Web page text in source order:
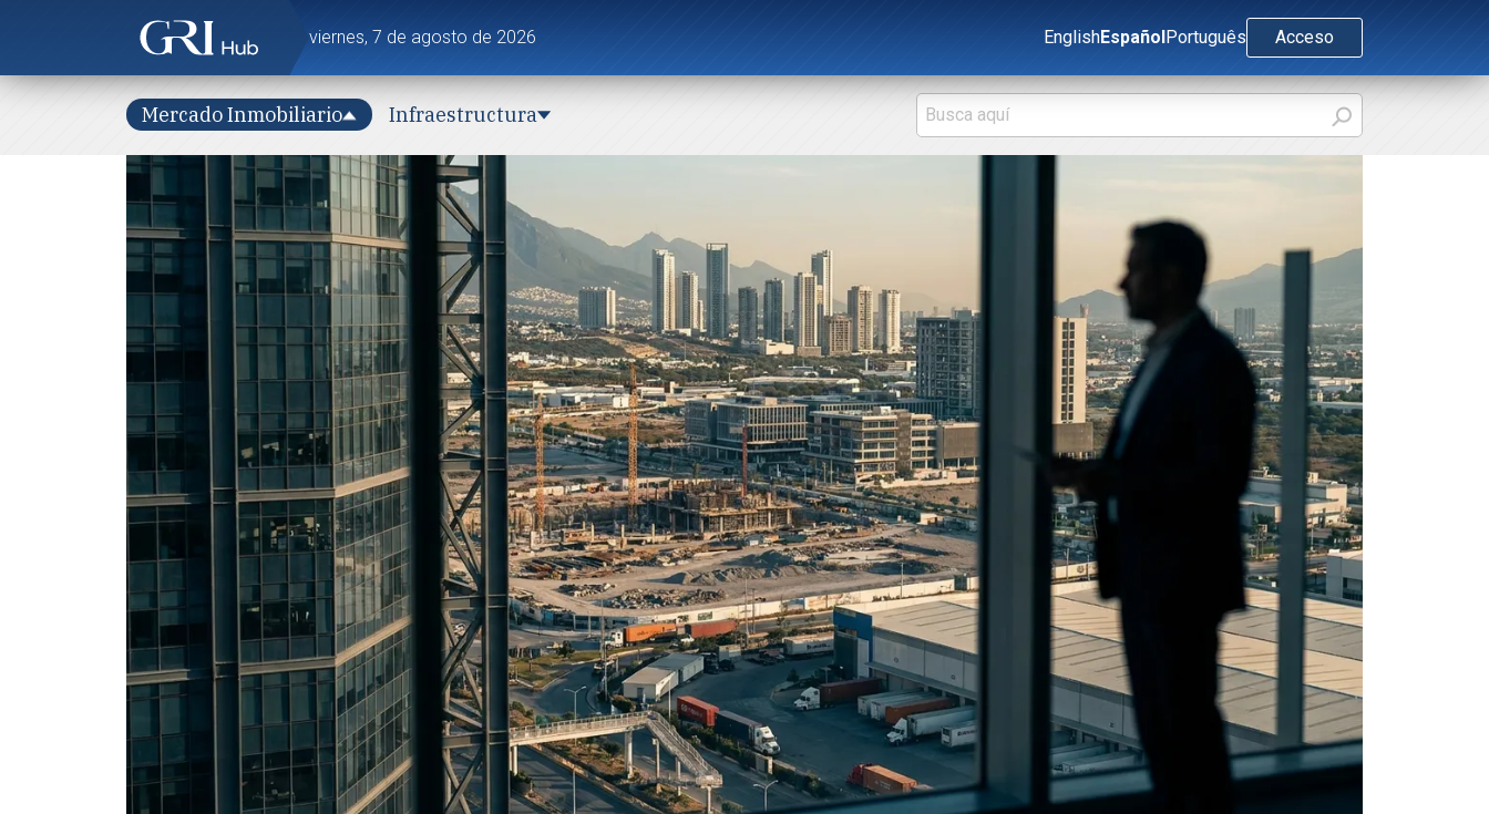
viernes, 7 de agosto de 2026 EnglishEspañolPortuguês Acceso
Mercado Inmobiliario Infraestructura